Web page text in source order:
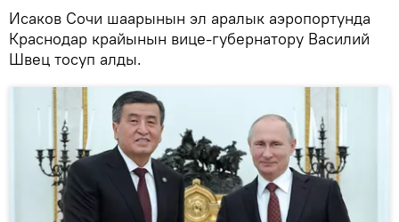
Исаков Сочи шаарынын эл аралык аэропортунда
Краснодар крайынын вице-губернатору Василий
Швец тосуп алды.